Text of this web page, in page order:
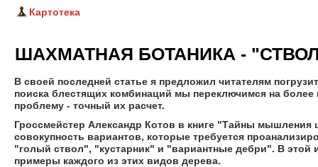
Картотека
ШАХМАТНАЯ БОТАНИКА -
В своей последней статье я предложил читателям
поиска блестящих комбинаций мы переключимся на
проблему - точный их расчет.
Гроссмейстер Александр Котов в книге "Тайны мышления
совокупность вариантов, которые требуется
"голый ствол", "кустарник" и "вариантные дебри". В
примеры каждого из этих видов дерева.